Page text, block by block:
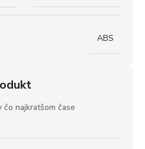
ABS
čo najkratšom čase